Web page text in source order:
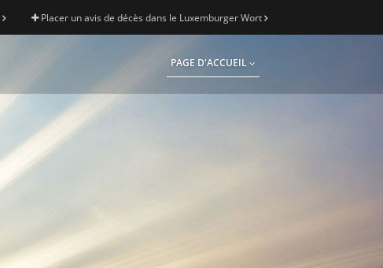
Placer un avis de décès dans le Luxemburger Wort
PAGE D'ACCUEIL